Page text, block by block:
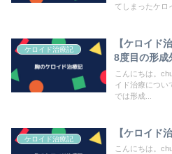
てしまったケロ
ケロイド治療記
【ケロイド
8度目の形成
こんにちは。
イド治療につい
では形成...
ケロイド治療記
【ケロイド
こんにちは。